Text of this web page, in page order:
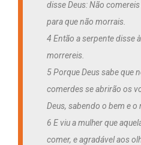
disse Deus: Não
para que não morrais.
4 Então a serpente disse
morrereis.
5 Porque Deus sabe que
comerdes se abrirão os
Deus, sabendo o bem e o
6 E viu a mulher que
comer, e agradável aos